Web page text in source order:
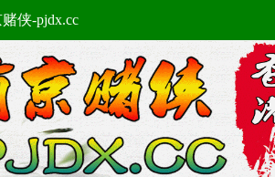
侠-pjdx.cc